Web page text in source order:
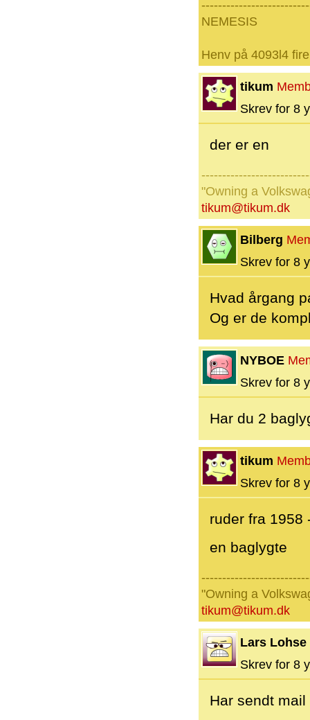
NEMESIS
Henv på 4093l4
tikum
Skrev for 8
der er en
"Owning a
tikum@tikum.dk
Bilberg
Skrev for 8
Hvad årgang
Og er de
NYBOE
Skrev for 8
Har du 2
tikum
Skrev for 8
ruder fra 1958
en baglygte
"Owning a
tikum@tikum.dk
Lars Lohse
Skrev for 8
Har sendt